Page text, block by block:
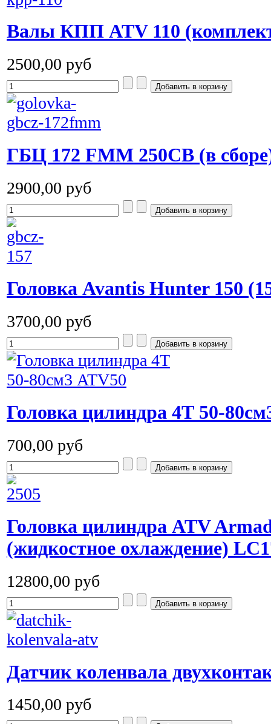
Валы КПП ATV 110
2500,00 руб
ГБЦ 172 FMM 250CB (в
2900,00 руб
Головка Avantis Hunter 150
3700,00 руб
Головка цилиндра 4Т 50-
700,00 руб
Головка цилиндра ATV
(жидкостное охлаждение)
12800,00 руб
Датчик коленвала
1450,00 руб